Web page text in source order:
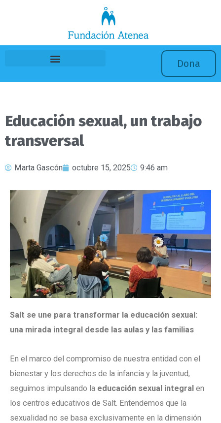
Dona
Educación sexual, un trabajo
transversal
Marta Gascón octubre 15, 2025 9:46 am
Salt se une para transformar la educación sexual:
una mirada integral desde las aulas y las familias
En el marco del compromiso de nuestra entidad con el
bienestar y los derechos de la infancia y la juventud,
seguimos impulsando la educación sexual integral en
los centros educativos de Salt. Entendemos que la
sexualidad no se basa exclusivamente en la dimensión